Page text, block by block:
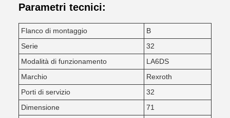
Parametri tecnici:
Flanco di montaggio
B
Serie
32
Modalità di funzionamento
LA6DS
Marchio
Rexroth
Porti di servizio
32
Dimensione
71